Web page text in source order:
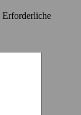
Erforderliche